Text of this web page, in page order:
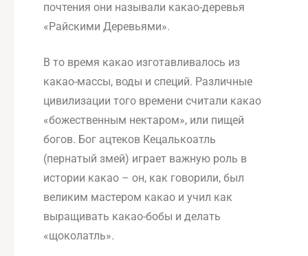
почтения они называли какао-деревья
«Райскими Деревьями».
В то время какао изготавливалось из
какао-массы, воды и специй. Различные
цивилизации того времени считали какао
«божественным нектаром», или пищей
богов. Бог ацтеков Кецалькоатль
(пернатый змей) играет важную роль в
истории какао – он, как говорили, был
великим мастером какао и учил как
выращивать какао-бобы и делать
«щоколатль».